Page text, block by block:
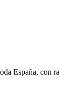
España, con